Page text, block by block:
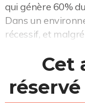
qui génère 60%
Dans un
récessif, et malgré
Cet